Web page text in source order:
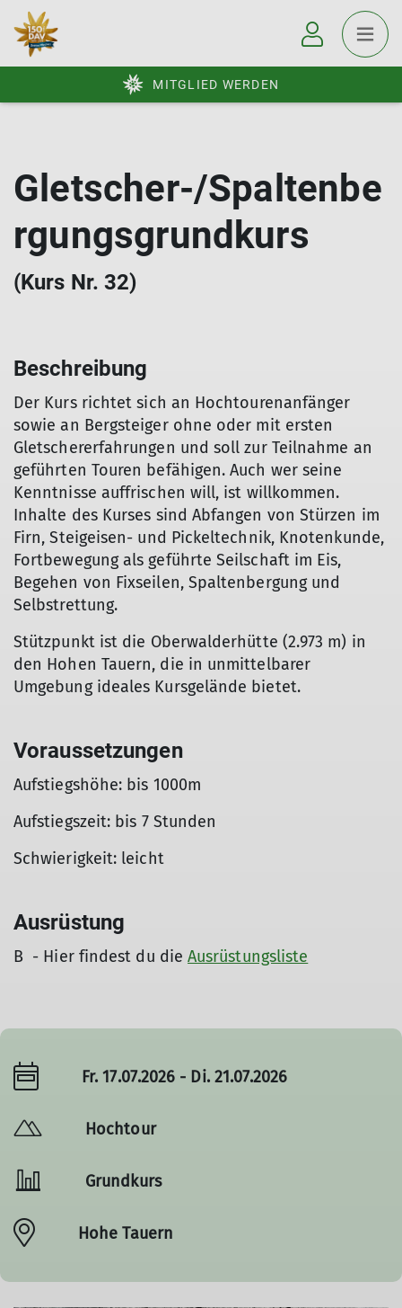
MITGLIED WERDEN
Gletscher-/Spaltenbe
rgungsgrundkurs
(Kurs Nr. 32)
Beschreibung
Der Kurs richtet sich an Hochtourenanfänger
sowie an Bergsteiger ohne oder mit ersten
Gletschererfahrungen und soll zur Teilnahme an
geführten Touren befähigen. Auch wer seine
Kenntnisse auffrischen will, ist willkommen.
Inhalte des Kurses sind Abfangen von Stürzen im
Firn, Steigeisen- und Pickeltechnik, Knotenkunde,
Fortbewegung als geführte Seilschaft im Eis,
Begehen von Fixseilen, Spaltenbergung und
Selbstrettung.
Stützpunkt ist die Oberwalderhütte (2.973 m) in
den Hohen Tauern, die in unmittelbarer
Umgebung ideales Kursgelände bietet.
Voraussetzungen
Aufstiegshöhe: bis 1000m
Aufstiegszeit: bis 7 Stunden
Schwierigkeit: leicht
Ausrüstung
B - Hier findest du dieAusrüstungsliste
Fr. 17.07.2026 - Di. 21.07.2026
Hochtour
Grundkurs
Hohe Tauern